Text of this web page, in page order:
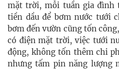
mặt trời, mỗi tuần gia đình
tiền dầu để bơm nước tưới
bơm đến vườn cũng tốn
có điện mặt trời, việc tưới
động, không tốn thêm chi
nhưng tấm pin năng lượng